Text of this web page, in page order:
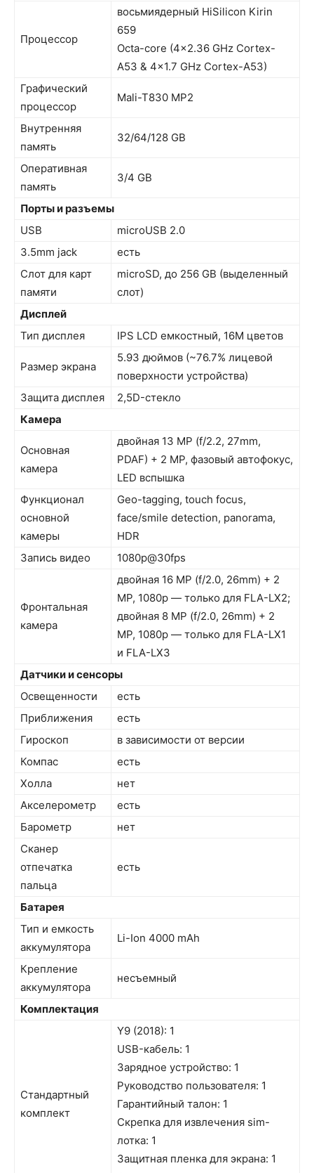
Процессор
восьмиядерный HiSilicon Kirin
659
Octa-core (4×2.36 GHz Cortex-
A53 & 4×1.7 GHz Cortex-A53)
Графический
процессор
Mali-T830 MP2
Внутренняя
память
32/64/128 GB
Оперативная
память
3/4 GB
Порты и разъемы
USB
microUSB 2.0
3.5mm jack
есть
Слот для карт
памяти
microSD, до 256 GB (выделенный
слот)
Дисплей
Тип дисплея
IPS LCD емкостный, 16M цветов
Размер экрана
5.93 дюймов (~76.7% лицевой
поверхности устройства)
Защита дисплея
2,5D-стекло
Камера
Основная
камера
двойная 13 MP (f/2.2, 27mm,
PDAF) + 2 MP, фазовый автофокус,
LED вспышка
Функционал
основной
камеры
Geo-tagging, touch focus,
face/smile detection, panorama,
HDR
Запись видео
1080p@30fps
Фронтальная
камера
двойная 16 MP (f/2.0, 26mm) + 2
MP, 1080p — только для FLA-LX2;
двойная 8 MP (f/2.0, 26mm) + 2
MP, 1080p — только для FLA-LX1
и FLA-LX3
Датчики и сенсоры
Освещенности
есть
Приближения
есть
Гироскоп
в зависимости от версии
Компас
есть
Холла
нет
Акселерометр
есть
Барометр
нет
Сканер
отпечатка
пальца
есть
Батарея
Тип и емкость
аккумулятора
Li-Ion 4000 mAh
Крепление
аккумулятора
несъемный
Комплектация
Стандартный
комплект
Y9 (2018): 1
USB-кабель: 1
Зарядное устройство: 1
Руководство пользователя: 1
Гарантийный талон: 1
Скрепка для извлечения sim-
лотка: 1
Защитная пленка для экрана: 1